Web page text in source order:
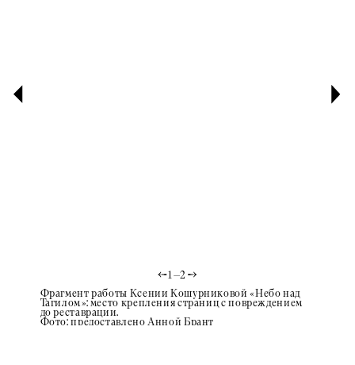
Фрагмент работы Ксении Кошурниковой «Небо над
Тагилом»: место крепления страниц с повреждением
до реставрации.
Фото: предоставлено Анной Брант
1 —2